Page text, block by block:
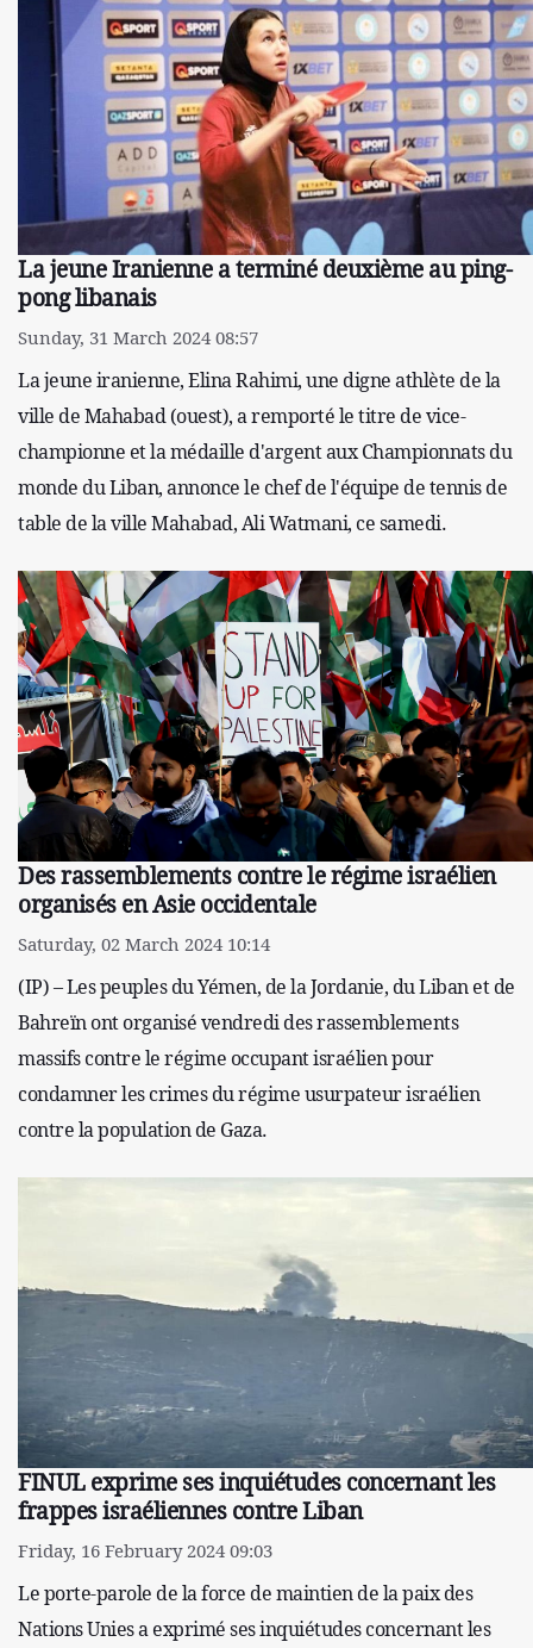
La jeune Iranienne a terminé deuxième au ping-
pong libanais
Sunday, 31 March 2024 08:57
La jeune iranienne, Elina Rahimi, une digne athlète de la
ville de Mahabad (ouest), a remporté le titre de vice-
championne et la médaille d'argent aux Championnats du
monde du Liban, annonce le chef de l'équipe de tennis de
table de la ville Mahabad, Ali Watmani, ce samedi.
Des rassemblements contre le régime israélien
organisés en Asie occidentale
Saturday, 02 March 2024 10:14
(IP) – Les peuples du Yémen, de la Jordanie, du Liban et de
Bahreïn ont organisé vendredi des rassemblements
massifs contre le régime occupant israélien pour
condamner les crimes du régime usurpateur israélien
contre la population de Gaza.
FINUL exprime ses inquiétudes concernant les
frappes israéliennes contre Liban
Friday, 16 February 2024 09:03
Le porte-parole de la force de maintien de la paix des
Nations Unies a exprimé ses inquiétudes concernant les